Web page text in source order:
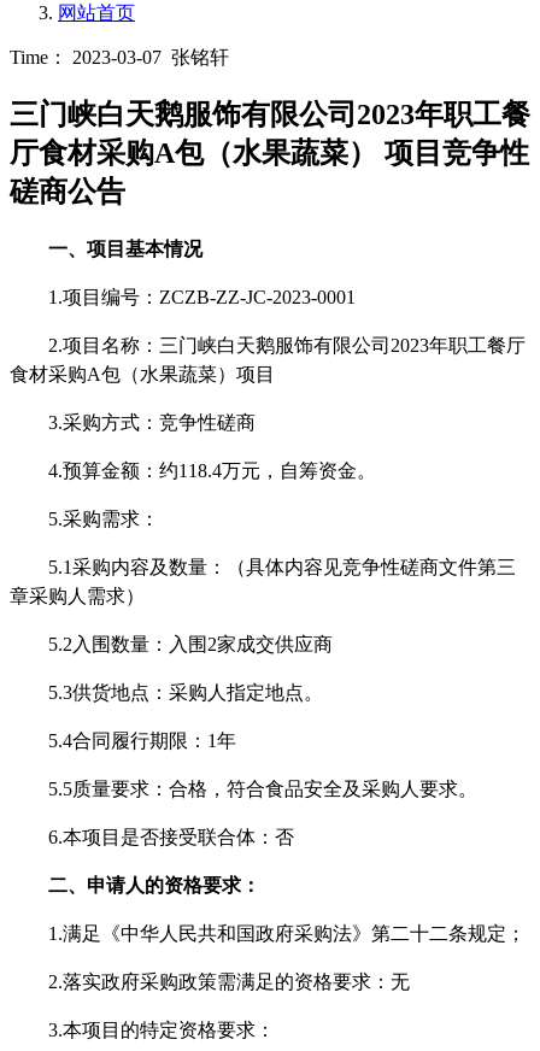
网站首页
Time： 2023-03-07 张铭轩
三门峡白天鹅服饰有限公司2023年职工餐
厅食材采购A包（水果蔬菜） 项目竞争性
磋商公告
一、项目基本情况
1.项目编号： ZCZB-ZZ-JC-2023-0001
2.项目名称： 三门峡白天鹅服饰有限公司 2023年职工餐厅
食材采购A包（水果蔬菜）项目
3.采购方式：竞争性磋商
4.预算金额： 约118.4万元 ， 自筹资金。
5.采购需求：
5.1采购内容及数量：（具体内容见竞争性磋商文件第三
章采购人需求）
5.2入围数量：入围2家成交供应商
5.3供货地点 ：采购人指定地点。
5.4合同履行期限 ： 1年
5.5质量要求： 合格， 符合食品安全及采购 人 要求。
6.本项目是否接受联合体：否
二、申请人的资格要求：
1.满足《中华人民共和国政府采购法》第二十二条规定；
2.落实政府采购政策需满足的资格要求：无
3.本项目的特定资格要求：